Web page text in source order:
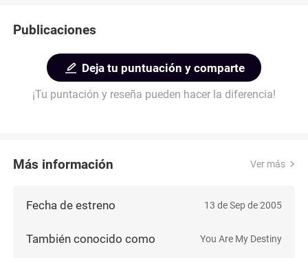
Publicaciones
Deja tu puntuación y comparte
¡Tu puntación y reseña pueden hacer la diferencia!
Más información Ver más
Fecha de estreno 13 de Sep de 2005
También conocido como You Are My Destiny